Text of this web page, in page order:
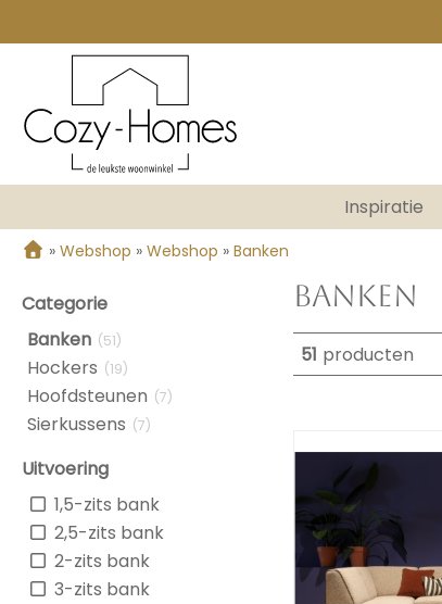
Inspiratie
» Webshop » Webshop » Banken
Categorie
Banken (51)
Hockers (19)
Hoofdsteunen (7)
Sierkussens (7)
Uitvoering
1,5-zits bank
2,5-zits bank
2-zits bank
3-zits bank
Banken
51 producten